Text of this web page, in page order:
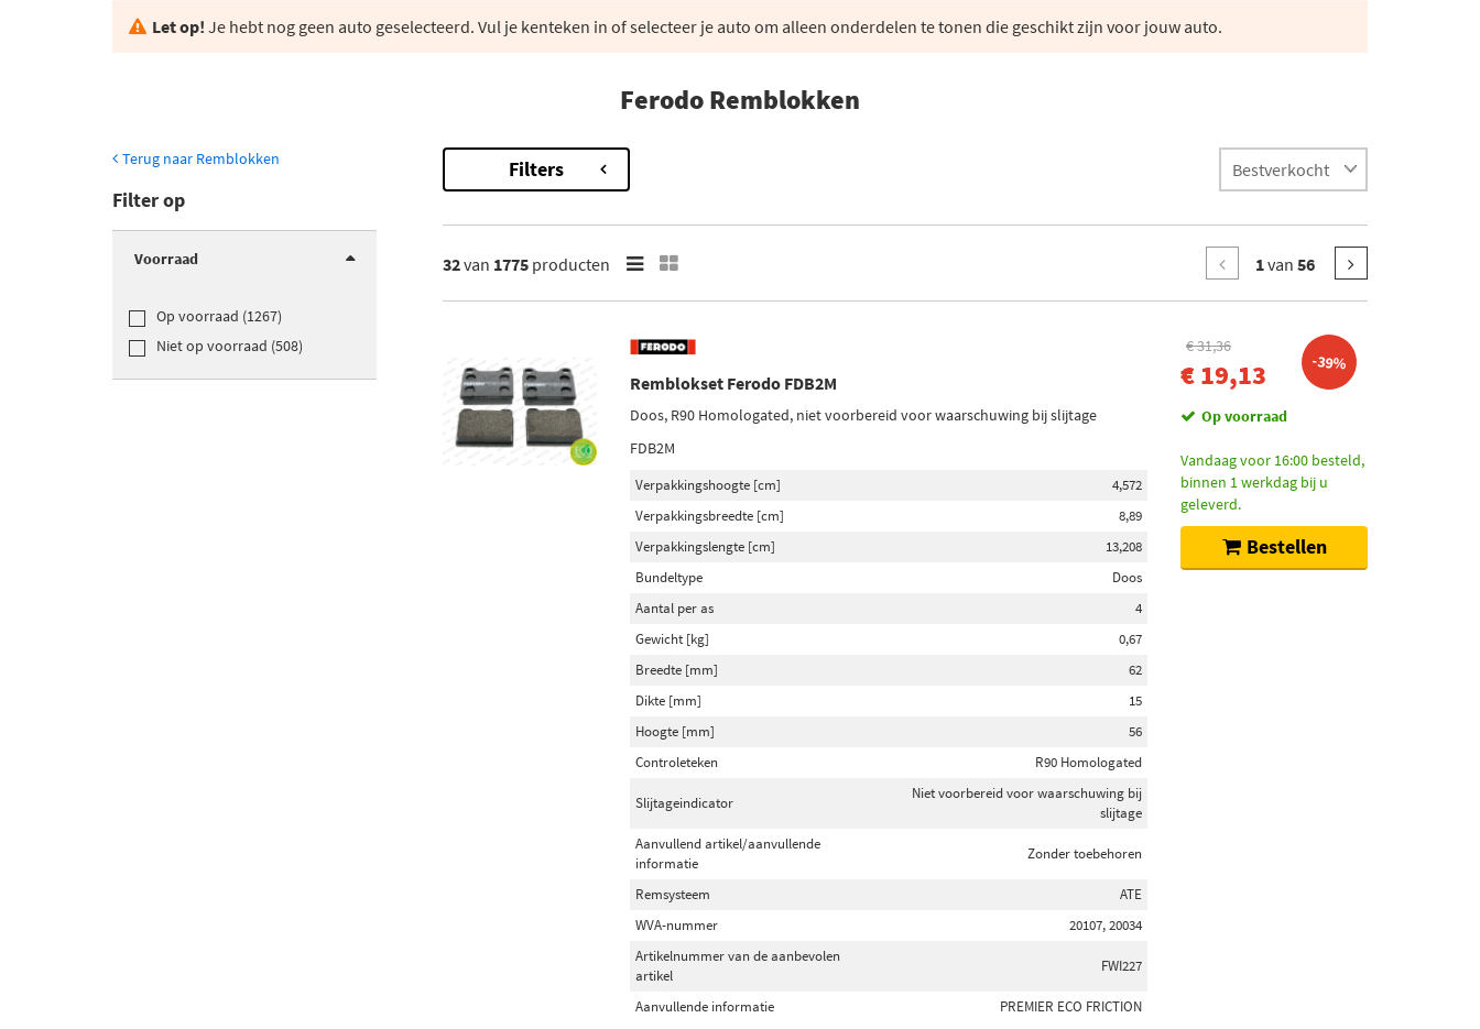
Let op! Je hebt nog geen auto geselecteerd. Vul je kenteken in of selecteer je auto om alleen onderdelen te tonen die geschikt zijn voor jouw auto.
Ferodo Remblokken
Terug naar Remblokken
Filter op
Voorraad
Op voorraad (1267)
Niet op voorraad (508)
Filters
32van 1775 producten 1van 56
Remblokset Ferodo FDB2M
Doos, R90 Homologated, niet voorbereid voor waarschuwing bij slijtage
FDB2M
Verpakkingshoogte [cm]
4,572
Verpakkingsbreedte [cm]
8,89
Verpakkingslengte [cm]
13,208
Bundeltype
Doos
Aantal per as
4
Gewicht [kg]
0,67
Breedte [mm]
62
Dikte [mm]
15
Hoogte [mm]
56
Controleteken
R90 Homologated
Slijtageindicator
Niet voorbereid voor waarschuwing bij
slijtage
Aanvullend artikel/aanvullende
informatie
Zonder toebehoren
Remsysteem
ATE
WVA-nummer
20107, 20034
Artikelnummer van de aanbevolen
artikel
FWI227
Aanvullende informatie PREMIER ECO FRICTION
€ 31,36
€ 19,13 -39%
Op voorraad
Vandaag voor 16:00 besteld,
binnen 1 werkdag bij u
geleverd.
Bestellen